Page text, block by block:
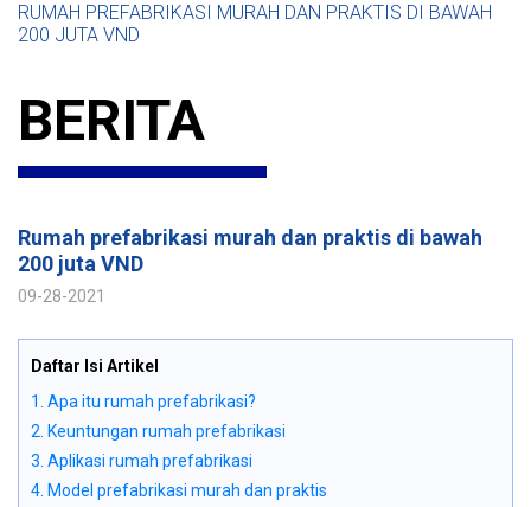
RUMAH PREFABRIKASI MURAH DAN PRAKTIS DI BAWAH
200 JUTA VND
BERITA
Rumah prefabrikasi murah dan praktis di bawah
200 juta VND
09-28-2021
Daftar Isi Artikel
1. Apa itu rumah prefabrikasi?
2. Keuntungan rumah prefabrikasi
3. Aplikasi rumah prefabrikasi
4. Model prefabrikasi murah dan praktis